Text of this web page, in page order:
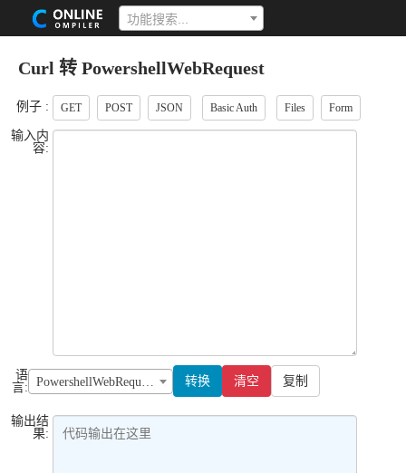
功能搜索...
Curl 转 PowershellWebRequest
例子 : GET POST JSON Basic Auth Files Form
输入内
容:
语
言:
转换 清空 复制
输出结
果:
代码输出在这里